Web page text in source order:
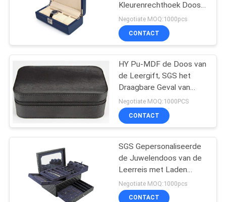
Kleurenrechthoek Doos 4
Gediplomeerd de
Doossgs van het
Groefhorloge
Negotiate MOQ:1000pcs
CONTACT
HY Pu-MDF de Doos van
de Leergift, SGS het
Draagbare Geval van
Leerjuwelen
Negotiate MOQ:1000PCS
CONTACT
SGS Gepersonaliseerde
de Juwelendoos van de
Leerreis met Laden
Eigentijds Ontwerp
Negotiate MOQ:1000pcs
CONTACT